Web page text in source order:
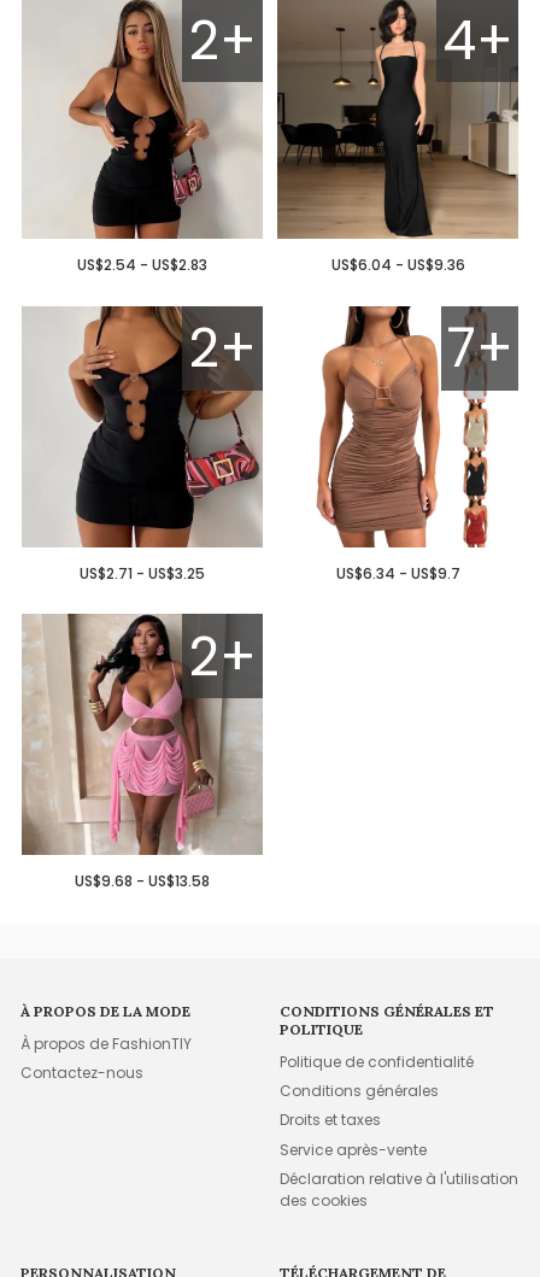
2+
US$2.54 - US$2.83
4+
US$6.04 - US$9.36
2+
US$2.71 - US$3.25
7+
US$6.34 - US$9.7
2+
US$9.68 - US$13.58
À PROPOS DE LA MODE
À propos de FashionTIY
Contactez-nous
CONDITIONS GÉNÉRALES ET
POLITIQUE
Politique de confidentialité
Conditions générales
Droits et taxes
Service après-vente
Déclaration relative à l'utilisation
des cookies
PERSONNALISATION TÉLÉCHARGEMENT DE